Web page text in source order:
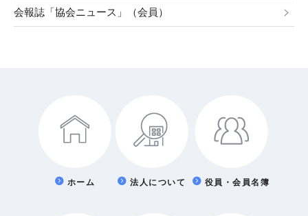
会報誌「協会ニュース」（会員）
ホーム 法人について 役員・会員名簿